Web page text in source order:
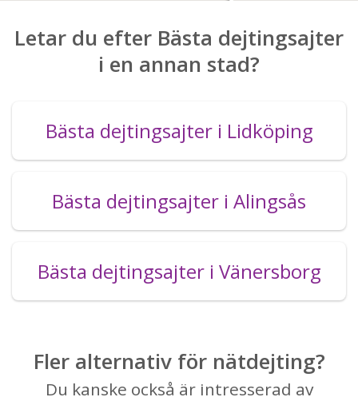
Letar du efter Bästa dejtingsajter
i en annan stad?
Bästa dejtingsajter i Lidköping
Bästa dejtingsajter i Alingsås
Bästa dejtingsajter i Vänersborg
Fler alternativ för nätdejting?
Du kanske också är intresserad av